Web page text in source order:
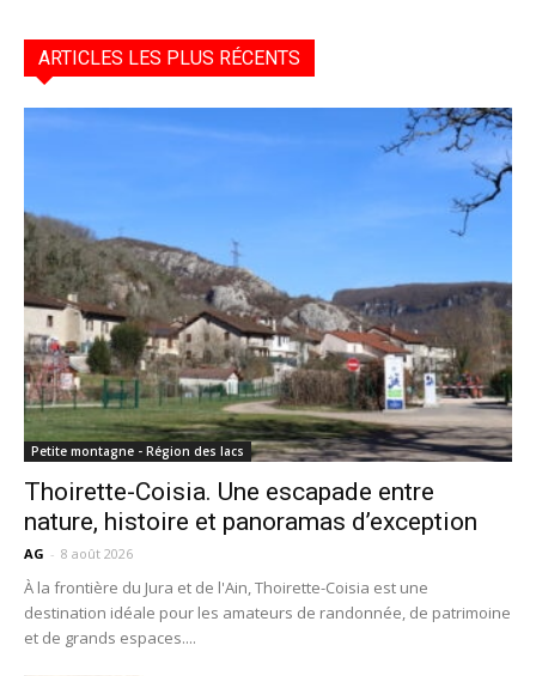
ARTICLES LES PLUS RÉCENTS
Petite montagne - Région des lacs
Thoirette-Coisia. Une escapade entre
nature, histoire et panoramas d’exception
AG - 8 août 2026
À la frontière du Jura et de l'Ain, Thoirette-Coisia est une
destination idéale pour les amateurs de randonnée, de patrimoine
et de grands espaces....